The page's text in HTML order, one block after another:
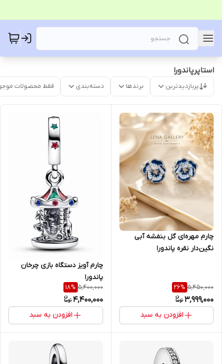
استاپرپاندورا
پربازدیدترین برندها دسته‌بندی فقط محصولات
چارم مهره‌ای گل بنفشه آبی
نگین‌دار نقره پاندورا
5,450,000
26%
3,999,000
افزودن به سبد
چارم آویز دستگاه بازی چرخان
پاندورا
5,400,000
18%
4,400,000
افزودن به سبد